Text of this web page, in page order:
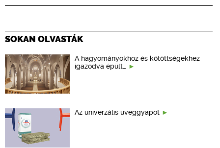
SOKAN OLVASTÁK
A hagyományokhoz és kötöttségekhez
igazodva épült…
Az univerzális üveggyapot